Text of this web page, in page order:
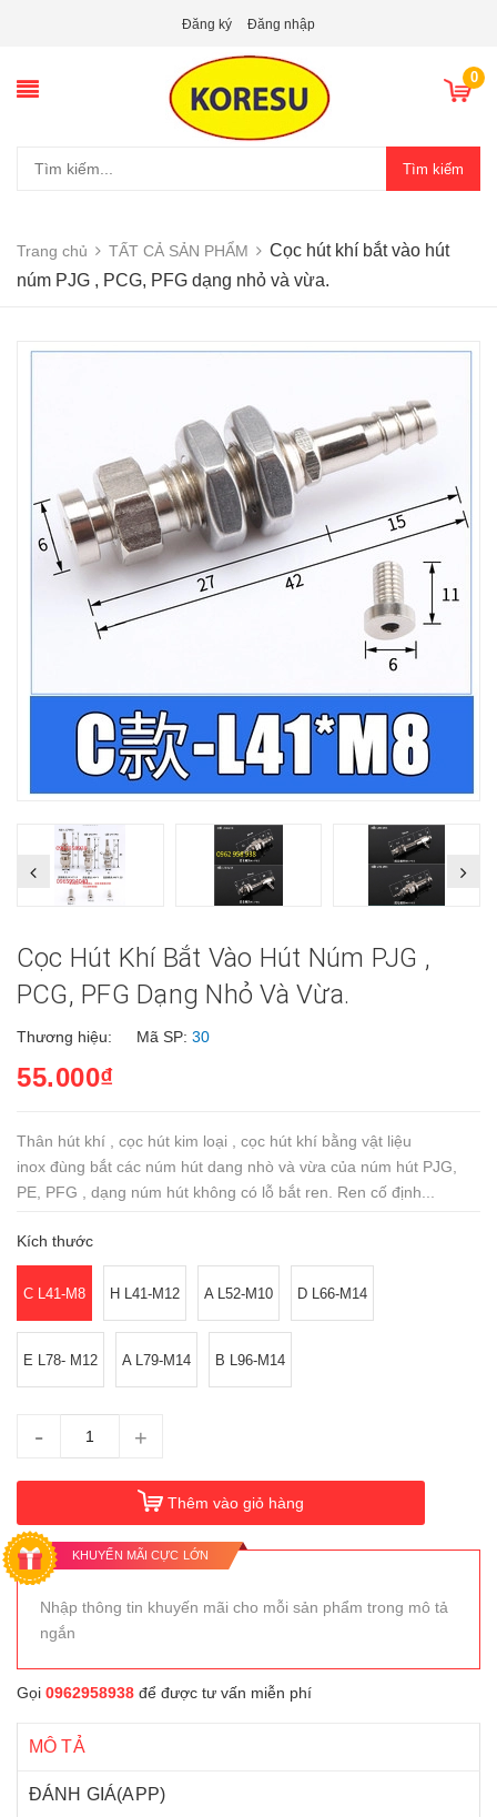
Đăng ký Đăng nhập
0
Tìm kiếm
Trang chủ TẤT CẢ SẢN PHẨM
Cọc hút khí bắt vào hút
núm PJG , PCG, PFG dạng nhỏ và vừa.
Cọc Hút Khí Bắt Vào Hút Núm PJG ,
PCG, PFG Dạng Nhỏ Và Vừa.
Thương hiệu: Mã SP: 30
55.000₫
Thân hút khí , cọc hút kim loại , cọc hút khí bằng vật liệu
inox đùng bắt các núm hút dang nhò và vừa của núm hút PJG,
PE, PFG , dạng núm hút không có lỗ bắt ren. Ren cố định...
Kích thước
C L41-M8 H L41-M12 A L52-M10 D L66-M14
E L78- M12 A L79-M14 B L96-M14
- +
Thêm vào giỏ hàng
KHUYẾN MÃI CỰC LỚN
Nhập thông tin khuyến mãi cho mỗi sản phẩm trong mô tả
ngắn
Gọi 0962958938 để được tư vấn miễn phí
MÔ TẢ
ĐÁNH GIÁ(APP)